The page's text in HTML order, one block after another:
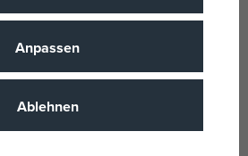
Anpassen
Ablehnen